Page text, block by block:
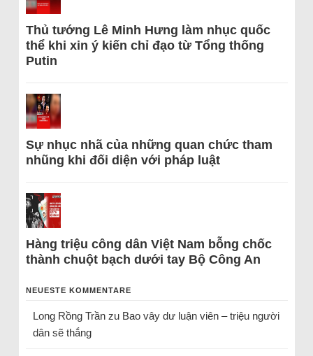
Thủ tướng Lê Minh Hưng làm nhục quốc
thể khi xin ý kiến chỉ đạo từ Tổng thống
Putin
Sự nhục nhã của những quan chức tham
nhũng khi đối diện với pháp luật
Hàng triệu công dân Việt Nam bỗng chốc
thành chuột bạch dưới tay Bộ Công An
NEUESTE KOMMENTARE
Long Rồng Trầnzu Bao vây dư luận viên – triệu người
dân sẽ thắng